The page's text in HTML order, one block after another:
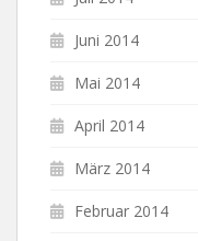
Juni 2014
Mai 2014
April 2014
März 2014
Februar 2014